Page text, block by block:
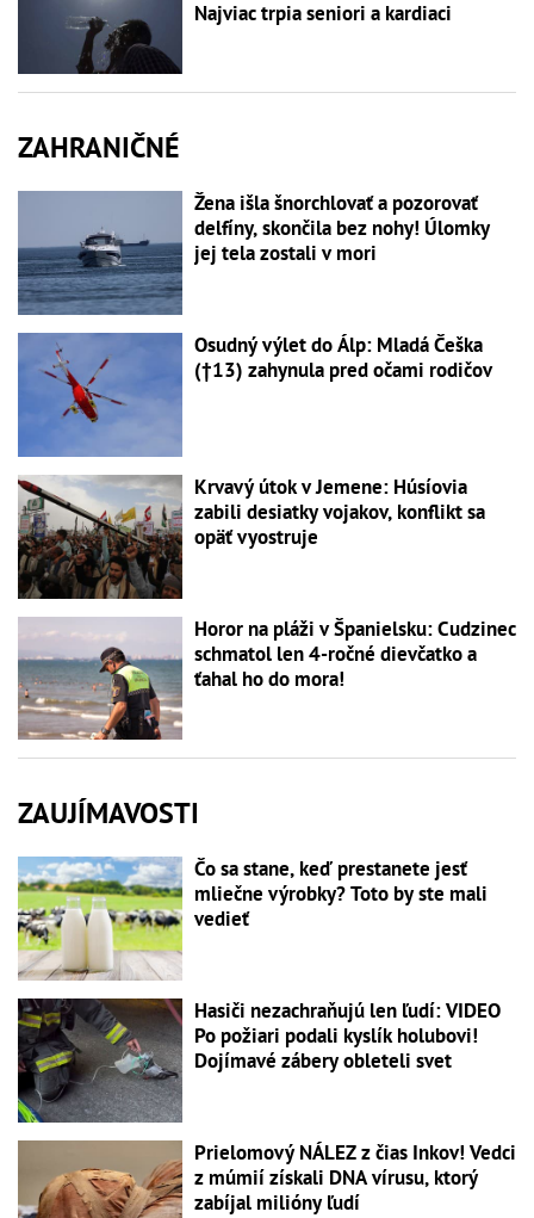
Najviac trpia seniori a kardiaci
ZAHRANIČNÉ
Žena išla šnorchlovať a pozorovať
delfíny, skončila bez nohy! Úlomky
jej tela zostali v mori
Osudný výlet do Álp: Mladá Češka
(†13) zahynula pred očami rodičov
Krvavý útok v Jemene: Húsíovia
zabili desiatky vojakov, konflikt sa
opäť vyostruje
Horor na pláži v Španielsku: Cudzinec
schmatol len 4-ročné dievčatko a
ťahal ho do mora!
ZAUJÍMAVOSTI
Čo sa stane, keď prestanete jesť
mliečne výrobky? Toto by ste mali
vedieť
Hasiči nezachraňujú len ľudí: VIDEO
Po požiari podali kyslík holubovi!
Dojímavé zábery obleteli svet
Prielomový NÁLEZ z čias Inkov! Vedci
z múmií získali DNA vírusu, ktorý
zabíjal milióny ľudí